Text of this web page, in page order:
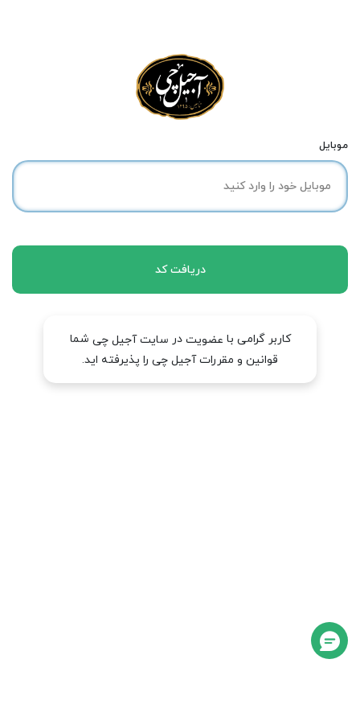
موبایل
دریافت کد
کاربر گرامی با عضویت در سایت آجیل چی شما
قوانین و مقررات آجیل چی را پذیرفته اید.